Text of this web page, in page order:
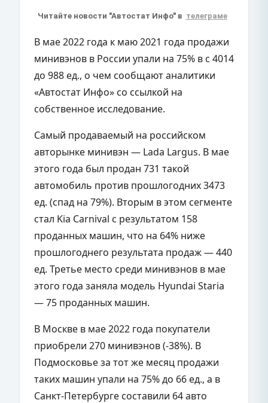
Читайте новости "Автостат Инфо" в телеграме
В мае 2022 года к маю 2021 года продажи
минивэнов в России упали на 75% в с 4014
до 988 ед., о чем сообщают аналитики
«Автостат Инфо» со ссылкой на
собственное исследование.
Самый продаваемый на российском
авторынке минивэн — Lada Largus. В мае
этого года был продан 731 такой
автомобиль против прошлогодних 3473
ед. (спад на 79%). Вторым в этом сегменте
стал Kia Carnival с результатом 158
проданных машин, что на 64% ниже
прошлогоднего результата продаж — 440
ед. Третье место среди минивэнов в мае
этого года заняла модель Hyundai Staria
— 75 проданных машин.
В Москве в мае 2022 года покупатели
приобрели 270 минивэнов (-38%). В
Подмосковье за тот же месяц продажи
таких машин упали на 75% до 66 ед., а в
Санкт-Петербурге составили 64 авто